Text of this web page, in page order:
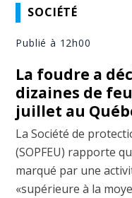
SOCIÉTÉ
Publié à 12h00
La foudre a
dizaines de
juillet au
La Société de
(SOPFEU) rapporte
marqué par une
«supérieure à la